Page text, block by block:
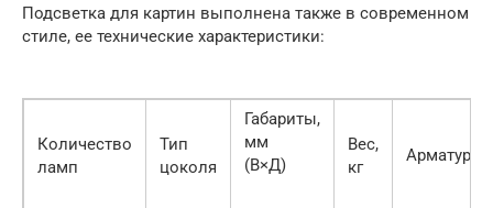
Подсветка для картин выполнена также в современном
стиле, ее технические характеристики:
Количество
ламп
Тип
цоколя
Габариты,
мм
(В×Д)
Вес,
кг
Арматура